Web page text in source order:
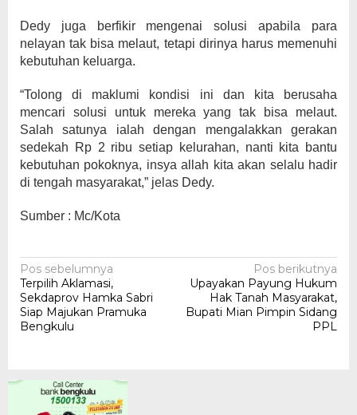
Dedy juga berfikir mengenai solusi apabila para
nelayan tak bisa melaut, tetapi dirinya harus memenuhi
kebutuhan keluarga.
“Tolong di maklumi kondisi ini dan kita berusaha
mencari solusi untuk mereka yang tak bisa melaut.
Salah satunya ialah dengan mengalakkan gerakan
sedekah Rp 2 ribu setiap kelurahan, nanti kita bantu
kebutuhan pokoknya, insya allah kita akan selalu hadir
di tengah masyarakat,” jelas Dedy.
Sumber : Mc/Kota
Navigasi
pos
Pos sebelumnya
Terpilih Aklamasi,
Sekdaprov Hamka Sabri
Siap Majukan Pramuka
Bengkulu
Pos berikutnya
Upayakan Payung Hukum
Hak Tanah Masyarakat,
Bupati Mian Pimpin Sidang
PPL